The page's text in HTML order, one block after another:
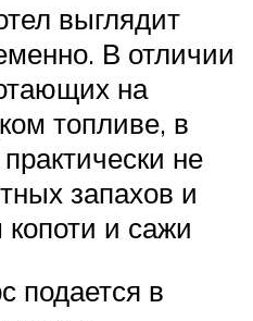
выглядит
В отличии
на
топливе, в
не
запахов и
и сажи
подается в